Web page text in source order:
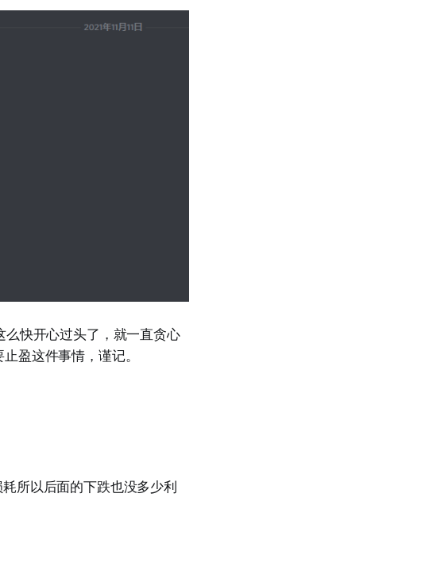
么快开心过头了，就一直贪心
盈这件事情，谨记。
所以后面的下跌也没多少利